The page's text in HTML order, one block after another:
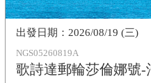
NGS05260819A
歌詩達郵輪莎倫娜號-
2026/08/19 (三)